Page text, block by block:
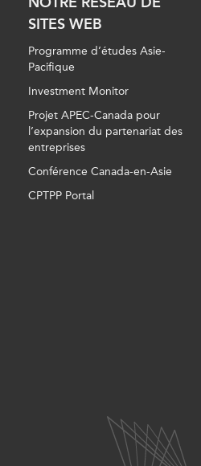
SITES WEB
Programme d’études Asie-
Pacifique
Investment Monitor
Projet APEC-Canada pour
l’expansion du partenariat des
entreprises
Conférence Canada-en-Asie
CPTPP Portal